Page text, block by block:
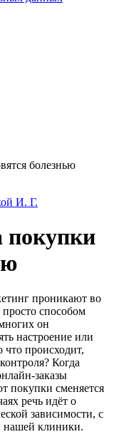
болезнью
И. Г.
покупки
проникают во
способом
он
настроение или
происходит,
Когда
заказы
покупки сменяется
речь идёт о
зависимости, с
нашей клиники.